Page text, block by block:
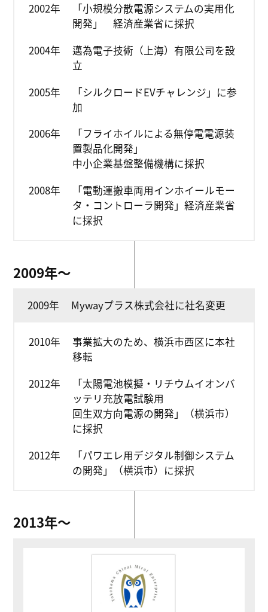
2002年
「小規模分散電源システムの実用化
開発」 経済産業省に採択
2004年
邁為電子技術（上海）有限公司を設
立
2005年
「シルクロードEVチャレンジ」に参
加
2006年
「フライホイルによる無停電電源装
置製品化開発」
中小企業基盤整備機構に採択
2008年
「電動運搬車両用インホイールモー
タ・コントローラ開発」経済産業省
に採択
2009年〜
2009年 Mywayプラス株式会社に社名変更
2010年
事業拡大のため、横浜市西区に本社
移転
2012年
「太陽電池模擬・リチウムイオンバ
ッテリ充放電試験用
回生双方向電源の開発」（横浜市）
に採択
2012年
「パワエレ用デジタル制御システム
の開発」（横浜市）に採択
2013年〜